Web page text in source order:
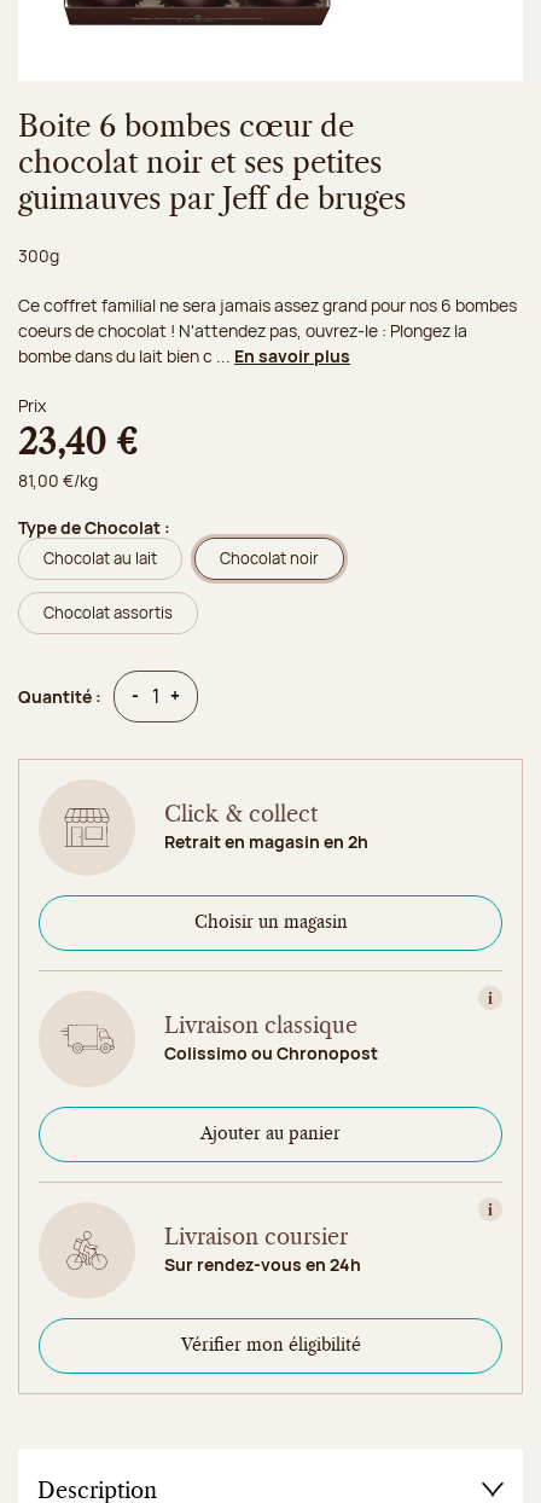
Boite 6 bombes cœur de
chocolat noir et ses petites
guimauves par Jeff de bruges
Poids net :
300g
Ce coffret familial ne sera jamais assez grand pour nos 6 bombes
coeurs de chocolat ! N'attendez pas, ouvrez-le : Plongez la
bombe dans du lait bien c ... En savoir plus
Prix
23,40 €
81,00 €/kg
Type de Chocolat :
Chocolat au lait Chocolat noir
Chocolat assortis
Quantité : - Quantité
+Quantité
Click & collect
Retrait en magasin en 2h
Choisir un magasin
Livraison classique
Colissimo ou Chronopost
Ajouter au panier
Livraison coursier
Sur rendez-vous en 24h
Vérifier mon éligibilité
Description